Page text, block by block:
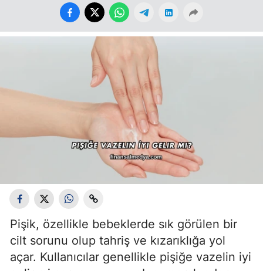
Pişik, özellikle bebeklerde sık görülen bir
cilt sorunu olup tahriş ve kızarıklığa yol
açar. Kullanıcılar genellikle pişiğe vazelin iyi